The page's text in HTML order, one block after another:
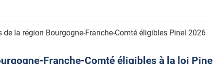
la région Bourgogne-Franche-Comté éligibles Pinel 2026
Franche-Comté éligibles à la loi Pinel